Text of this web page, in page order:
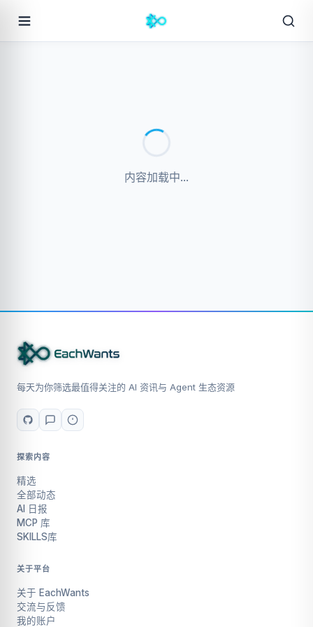
内容加载中...
每天为你筛选最值得关注的 AI 资讯与 Agent 生态资源
探索内容
精选
全部动态
AI 日报
MCP 库
SKILLS库
关于平台
关于 EachWants
交流与反馈
我的账户